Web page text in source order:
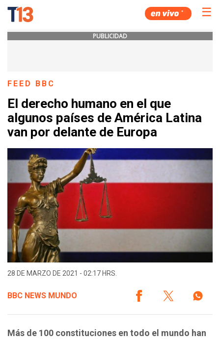
☰
PUBLICIDAD
FEED BBC
El derecho humano en el que
algunos países de América Latina
van por delante de Europa
28 DE MARZO DE 2021 - 02:17 HRS.
BBC NEWS MUNDO
Más de 100 constituciones en todo el mundo han